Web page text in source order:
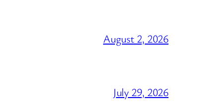
August 2, 2026
July 29, 2026